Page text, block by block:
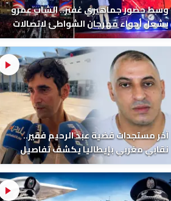
وسط حضور جماهيري غفير.. الشاب عمرو
يشعل أجواء مهرجان الشواطئ لاتصالات
المغرب بطنجة
آخر مستجدات قضية عبد الرحيم فقير..
نقابي مغربي بإيطاليا يكشف تفاصيل
الوفاة ونتائج التشريح